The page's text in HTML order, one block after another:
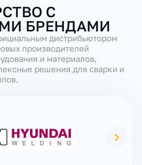
С
БРЕНДАМИ
дистрибьютором
производителей
и материалов,
решения для сварки и